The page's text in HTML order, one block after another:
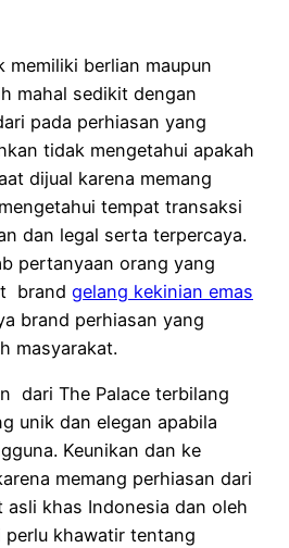
memiliki berlian maupun
mahal sedikit dengan
pada perhiasan yang
tidak mengetahui apakah
dijual karena memang
tempat transaksi
dan legal serta terpercaya.
pertanyaan orang yang
brand gelang kekinian emas
brand perhiasan yang
masyarakat.
dari The Palace terbilang
unik dan elegan apabila
Keunikan dan ke
memang perhiasan dari
asli khas Indonesia dan oleh
khawatir tentang